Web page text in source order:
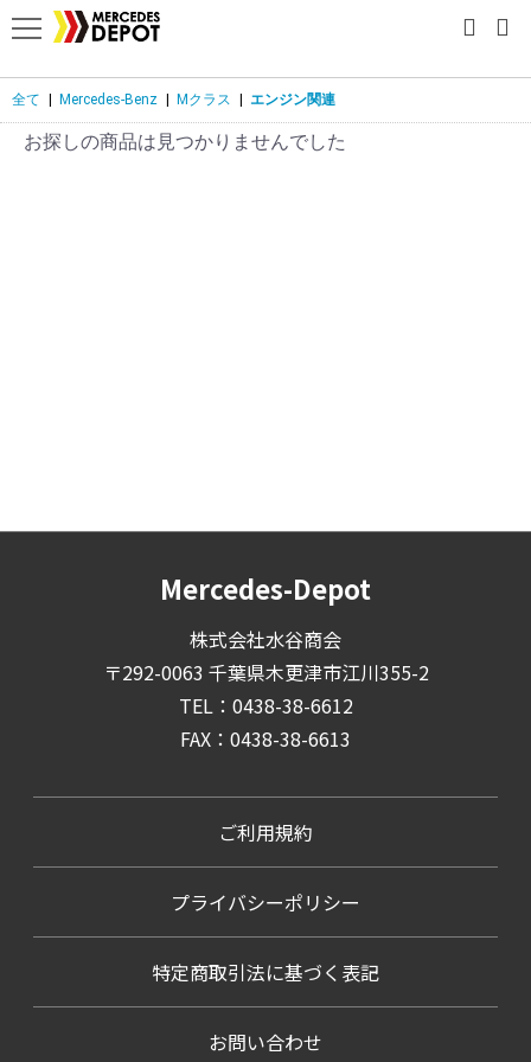
全て Mercedes-Benz Mクラス エンジン関連
お探しの商品は見つかりませんでした
Mercedes-Depot
株式会社水谷商会
〒292-0063 千葉県木更津市江川355-2
TEL：0438-38-6612
FAX：0438-38-6613
ご利用規約
プライバシーポリシー
特定商取引法に基づく表記
お問い合わせ